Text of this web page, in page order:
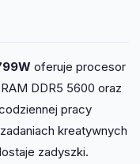
oferuje procesor
DDR5 5600 oraz
pracy
kreatywnych
zadyszki.